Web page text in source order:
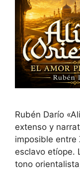
Rubén Darío
extenso y
imposible entre
esclavo etíope.
tono